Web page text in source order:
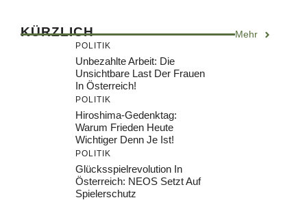
KÜRZLICH Mehr
POLITIK
Unbezahlte Arbeit: Die
Unsichtbare Last Der Frauen
In Österreich!
POLITIK
Hiroshima-Gedenktag:
Warum Frieden Heute
Wichtiger Denn Je Ist!
POLITIK
Glücksspielrevolution In
Österreich: NEOS Setzt Auf
Spielerschutz